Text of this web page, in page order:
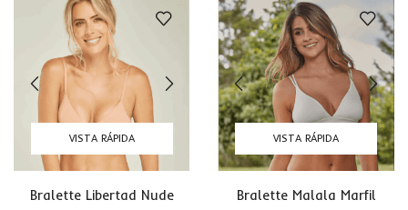
VISTA RÁPIDA
Bralette Libertad Nude
VISTA RÁPIDA
Bralette Malala Marfil